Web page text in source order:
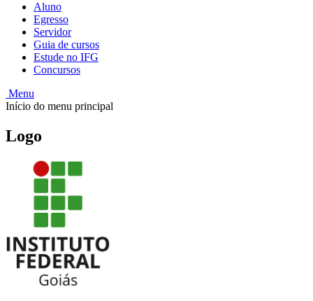
Aluno
Egresso
Servidor
Guia de cursos
Estude no IFG
Concursos
Menu
Início do menu principal
Logo